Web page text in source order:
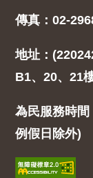
傳真：02-
地址：
B1、20、21
為民服務時
例假日除外)